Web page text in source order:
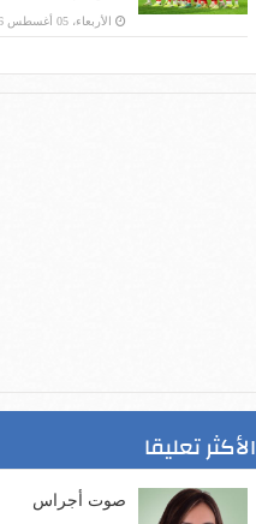
الأربعاء، 05 أغسطس 2026 10:35 م
الأكثر تعليقا
صوت أجراس